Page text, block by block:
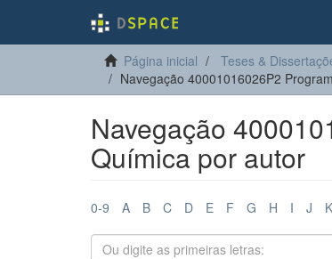
Página inicial Teses &
Navegação 40001016026P2
Navegação
Química por autor
0-9 A B C D E F G H I J K